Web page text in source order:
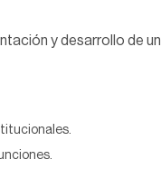
y desarrollo de un